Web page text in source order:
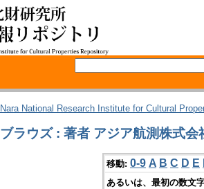
Nara National Research Institute for Cultural
ブラウズ : 著者 アジア航測株式会
移動: 0-9 A B C D E
あるいは、最初の数文